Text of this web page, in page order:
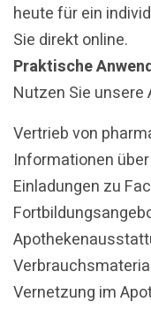
heute für ein
Sie direkt online.
Praktische
Nutzen Sie unsere
Vertrieb von
Informationen
Einladungen zu
Vernetzung im